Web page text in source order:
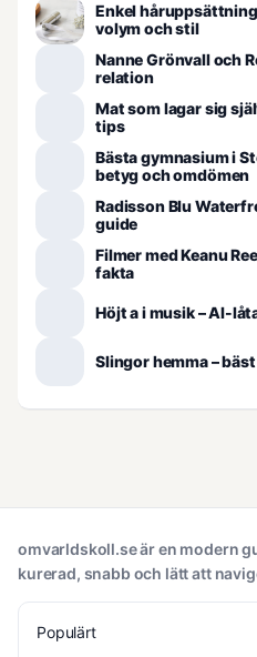
Enkel
volym och stil
Nanne Grönvall och
relation
Mat som lagar sig
tips
Bästa gymnasium i
betyg och omdömen
Radisson Blu
guide
Filmer med Keanu
fakta
Höjt a i musik – AI-
Slingor hemma –
omvarldskoll.se är en modern
kurerad, snabb och lätt att
Populärt